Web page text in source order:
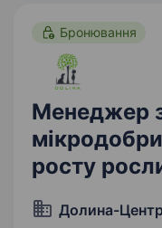
Бронювання
Менеджер
росту
Долина-